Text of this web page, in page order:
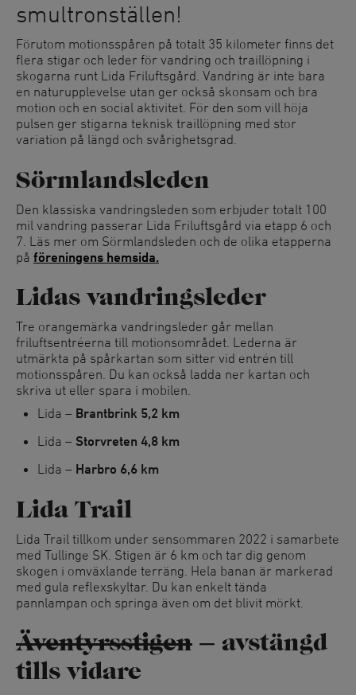
smultronställen!
Förutom motionsspåren på totalt 35 kilometer finns det
flera stigar och leder för vandring och traillöpning i
skogarna runt Lida Friluftsgård. Vandring är inte bara
en naturupplevelse utan ger också skonsam och bra
motion och en social aktivitet. För den som vill höja
pulsen ger stigarna teknisk traillöpning med stor
variation på längd och svårighetsgrad.
Sörmlandsleden
Den klassiska vandringsleden som erbjuder totalt 100
mil vandring passerar Lida Friluftsgård via etapp 6 och
7. Läs mer om Sörmlandsleden och de olika etapperna
på föreningens hemsida.
Lidas vandringsleder
Tre orangemärka vandringsleder går mellan
friluftsentréerna till motionsområdet. Lederna är
utmärkta på spårkartan som sitter vid entrén till
motionsspåren. Du kan också ladda ner kartan och
skriva ut eller spara i mobilen.
Lida – Brantbrink 5,2 km
Lida – Storvreten 4,8 km
Lida – Harbro 6,6 km
Lida Trail
Lida Trail tillkom under sensommaren 2022 i samarbete
med Tullinge SK. Stigen är 6 km och tar dig genom
skogen i omväxlande terräng. Hela banan är markerad
med gula reflexskyltar. Du kan enkelt tända
pannlampan och springa även om det blivit mörkt.
Äventyrsstigen – avstängd
tills vidare